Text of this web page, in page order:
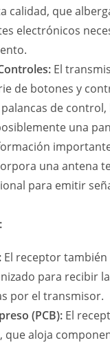
calidad, que
electrónicos
El
de botones y
de
una
una antena
para emitir
El receptor también
para recibir
por el transmisor.
(PCB): El
que aloja